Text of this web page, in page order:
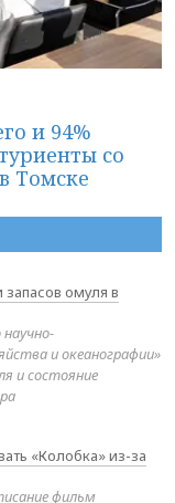
и 94%
со
Томске
омуля в
научно-
и океанографии»
и состояние
«Колобка» из-за
фильм